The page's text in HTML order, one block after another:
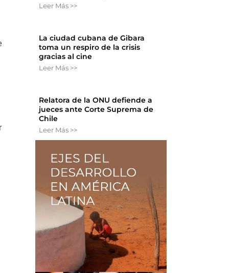
Leer Más >>
La ciudad cubana de Gibara
toma un respiro de la crisis
gracias al cine
Leer Más >>
Relatora de la ONU defiende a
jueces ante Corte Suprema de
Chile
Leer Más >>